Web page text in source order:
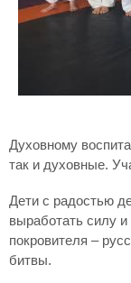
Духовному
так и духовные.
Дети с радостью
выработать силу
покровителя –
битвы.